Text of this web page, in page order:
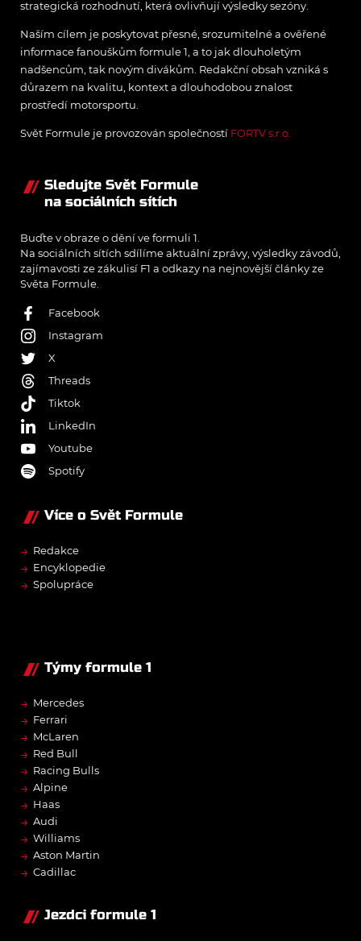
strategická rozhodnutí, která ovlivňují výsledky sezóny.
Naším cílem je poskytovat přesné, srozumitelné a ověřené
informace fanouškům formule 1, a to jak dlouholetým
nadšencům, tak novým divákům. Redakční obsah vzniká s
důrazem na kvalitu, kontext a dlouhodobou znalost
prostředí motorsportu.
Svět Formule je provozován společností FORTV s.r.o.
Sledujte Svět Formule
na sociálních sítích
Buďte v obraze o dění ve formuli 1.
Na sociálních sítích sdílíme aktuální zprávy, výsledky závodů,
zajímavosti ze zákulisí F1 a odkazy na nejnovější články ze
Světa Formule.
Facebook
Instagram
X
Threads
Tiktok
LinkedIn
Youtube
Spotify
Více o Svět Formule
→ Redakce
→ Encyklopedie
→ Spolupráce
Týmy formule 1
→ Mercedes
→ Ferrari
→ McLaren
→ Red Bull
→ Racing Bulls
→ Alpine
→ Haas
→ Audi
→ Williams
→ Aston Martin
→ Cadillac
Jezdci formule 1